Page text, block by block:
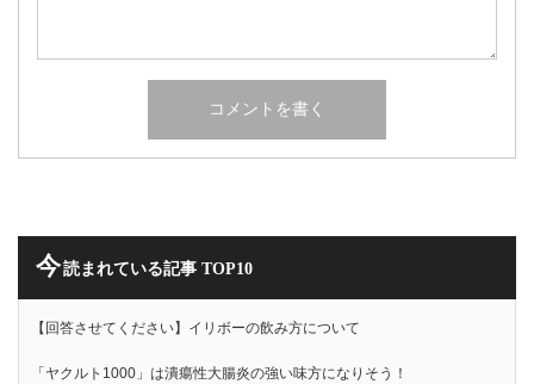
今読まれている記事 TOP10
【回答させてください】イリボーの飲み方について
「ヤクルト1000」は潰瘍性大腸炎の強い味方になりそう！